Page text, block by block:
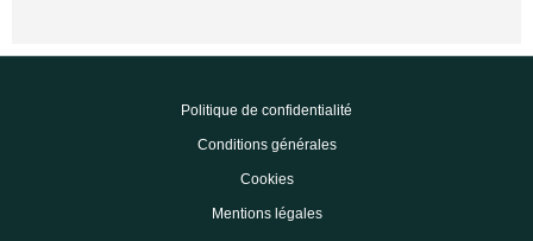
Politique de confidentialité
Conditions générales
Cookies
Mentions légales